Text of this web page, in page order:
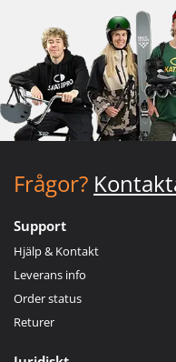
Frågor?
Support
Hjälp & Kontakt
Leverans info
Order status
Returer